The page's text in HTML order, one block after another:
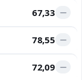
67,33 —
78,55 —
72,09 —